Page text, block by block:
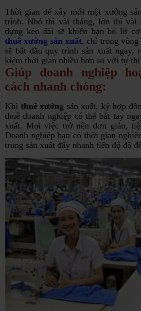
Thời gian để xây mới một xưởng
trình. Nhỏ thì vài tháng, lớn thì vài
dựng kéo dài sẽ khiến bạn bỏ lỡ
thuê xưởng sản xuất, chỉ trong vòng
sẽ bắt đầu quy trình sản xuất ngay,
kiệm thời gian nhiều hơn so với tự thi
Giúp doanh nghiệp
cách nhanh chóng:
Khi thuê xưởng sản xuất, ký hợp
thuê doanh nghiệp có thể bắt tay
xuất. Mọi việc trở nên đơn giản,
Doanh nghiệp bạn có thời gian
trung sản xuất đẩy nhanh tiến độ đã